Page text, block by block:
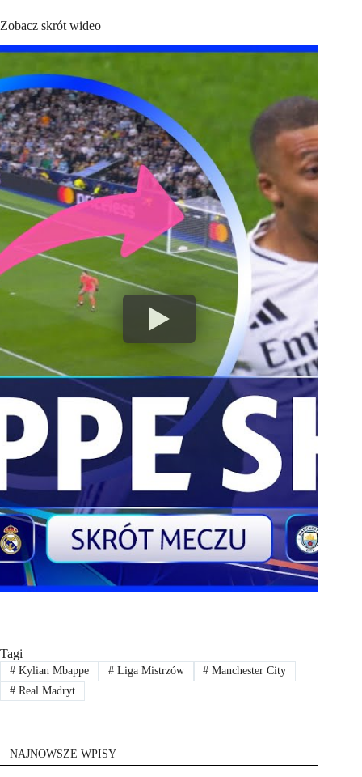
Zobacz skrót wideo
Tagi
#Kylian Mbappe #Liga Mistrzów # Manchester City
#Real Madryt
NAJNOWSZE WPISY